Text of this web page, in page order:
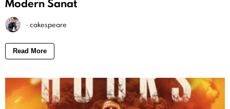
Modern Sanat
-cakespeare
Read More